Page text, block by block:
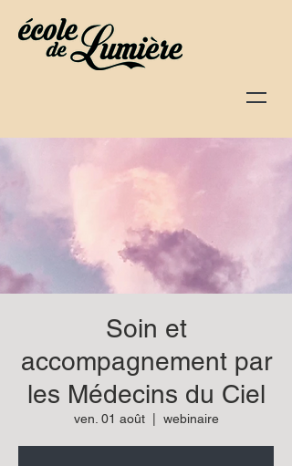
Soin et
accompagnement par
les Médecins du Ciel
ven. 01 août
  |
webinaire